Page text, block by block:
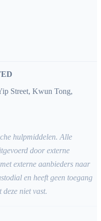
Street, Kwun Tong,
hulpmiddelen. Alle
door externe
externe aanbieders naar
en heeft geen toegang
niet vast.